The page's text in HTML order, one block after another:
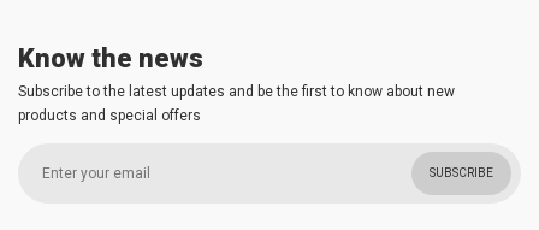
Know the news
Subscribe to the latest updates and be the first to know about new
products and special offers
SUBSCRIBE